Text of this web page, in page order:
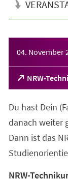
04. November
NRW-
(Öffnet
in
neuen
Du hast Dein
danach weiter
Dann ist das
NRW-